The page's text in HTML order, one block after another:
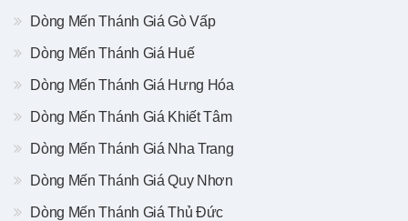
Dòng Mến Thánh Giá Gò Vấp
Dòng Mến Thánh Giá Huế
Dòng Mến Thánh Giá Hưng Hóa
Dòng Mến Thánh Giá Khiết Tâm
Dòng Mến Thánh Giá Nha Trang
Dòng Mến Thánh Giá Quy Nhơn
Dòng Mến Thánh Giá Thủ Đức